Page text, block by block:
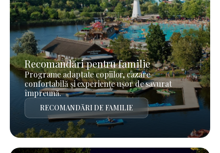
Recomandări pentru familie
Programe adaptate copiilor, cazare
confortabilă și experiențe ușor de savurat
împreună.
RECOMANDĂRI DE FAMILIE